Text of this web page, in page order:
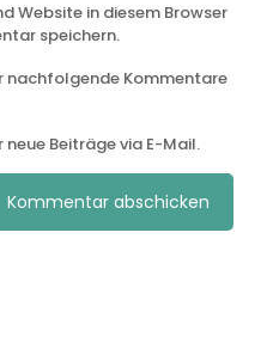
Website in diesem Browser
speichern.
nachfolgende Kommentare
Beiträge via E-Mail.